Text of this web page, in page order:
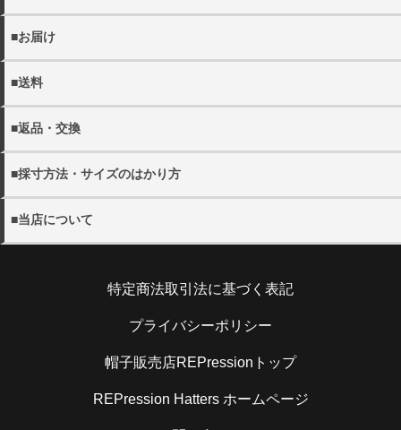
・クレジットカード決済
・代金引換（別途手数料440円）
■お届け
※宅配便でお届け先が沖縄・離島の場合日本郵政となる場合
がございます。
・配送日の指定をご希望の場合にはご注文の際にご希望日を
ご指定がない場合には、最短のお日にちで発送いたします。
・配送希望時間帯は、以下よりお選びください。
【午前中 12-14時 14-16時 16-18時 18-20時 19-21
時】
※メール便(ゆうパケット)はポスト投函となるたの日時指定
詳しく見る
■送料
・各都道府県別送料につきましては下記リンクよりご確認く
ださい。
・メール便は全国一律300円となります。
■返品・交換
(shop@rep-hat.com)またはお電話（042-723-7854）までご
連絡ください。
※当店休業日は、
・お客様のご都合による返品の場合
に限り、返品を承ります。お手元に到着後5日以内にご連絡
客様ご負担となりますので予めご了承ください。
詳しく見る
■採寸方法・サイズのはかり方
い。
サイズのはかり方
■当店について
メール：shop@rep-hat.com
特定商法取引法に基づく表記
プライバシーポリシー
帽子販売店REPressionトップ
REPression Hatters ホームページ